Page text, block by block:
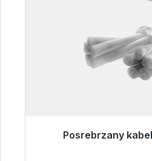
Posrebrzany
Gotowy do